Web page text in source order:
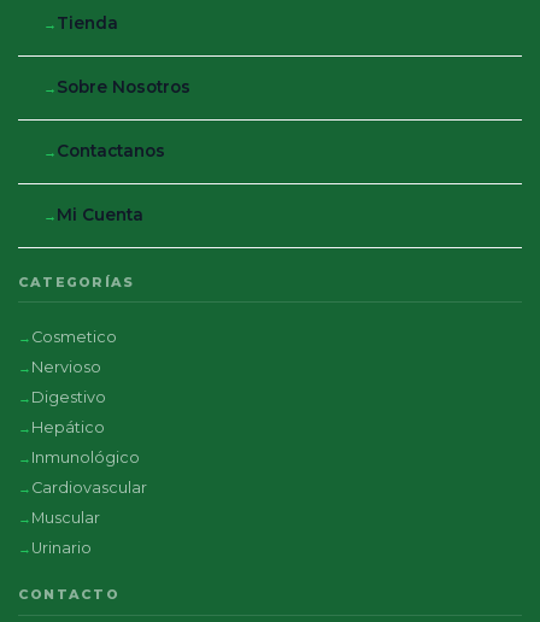
Tienda
Sobre Nosotros
Contactanos
Mi Cuenta
CATEGORÍAS
Cosmetico
Nervioso
Digestivo
Hepático
Inmunológico
Cardiovascular
Muscular
Urinario
CONTACTO